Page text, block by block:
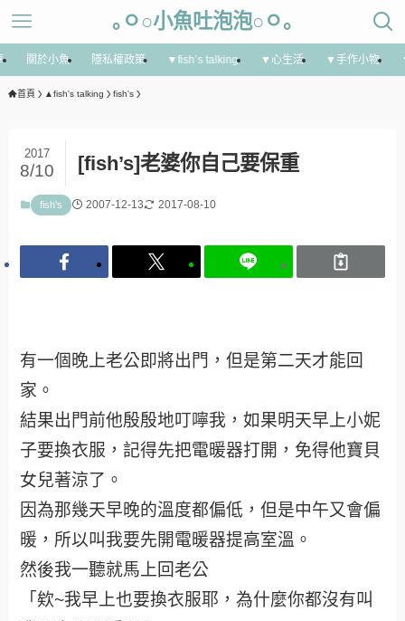
｡ㅇ○小魚吐泡泡○ㅇ｡
關於小魚 隱私權政策 ▼fish’s talking ▼心生活 ▼手作小物
首頁 ▲fish's talking fish's
[fish’s]老婆你自己要保重
2017
8/10
fish's 2007-12-13 2017-08-10
有一個晚上老公即將出門，但是第二天才能回
家。
結果出門前他殷殷地叮嚀我，如果明天早上小妮
子要換衣服，記得先把電暖器打開，免得他寶貝
女兒著涼了。
因為那幾天早晚的溫度都偏低，但是中午又會偏
暖，所以叫我要先開電暖器提高室溫。
然後我一聽就馬上回老公
「欸~我早上也要換衣服耶，為什麼你都沒有叫